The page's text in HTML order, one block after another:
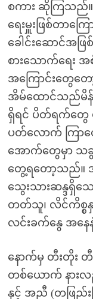
စကား ဆိုကြသည်။
ရေးမှူးဖြစ်တာက
ခေါင်းဆောင်အဖြ
စားသောက်ရေး
အကြောင်းတွေတ
အိမ်ထောင်သည်မိန်
ရှိရင် ပိတ်ရက်တွေ
ပတ်လောက် ကြာ
အောက်တွေမှာ သခွ
တွေ့ရတော့သည်။
သွေးသားဆန္ဒရှိသ
တတ်သူ၊ လိင်ကိစ္စ
လင်းခက်နွေ အနေ
နောက်မှ တီးတိုး
တစ်ယောက် နား
နှင့် အညီ (တဖြည်း